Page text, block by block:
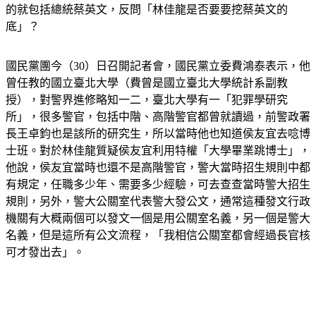
的就包括總統蔡英文，反問「林佳龍是否要要挖蔡英文的
底」？
國民黨團今（30）日召開記者會，國民黨立委費鴻泰表示，他
曾任教的國立臺北大學（費曾是國立臺北大學統計系副教
授），對警界進修略知一二，臺北大學有一「犯罪學研究
所」，很多警官，包括中階、高階警官都曾就讀過，前警政署
長王卓鈞也是該所的研究生，所以當時他也知道侯友宜去唸博
士班。對於林佳龍質疑侯友宜利用特權「大學畢業跳博士」，
他說，侯友宜當時也還不是高階警官，警大當時招生規則中都
有規定，任職多少年、需要多少經驗，可去查查當時警大招生
規則，另外，警大公關室代表警大發公文，通常這種發文行政
機關有大概兩個可以發文一個是用公關室名義，另一個是警大
名義，但是這所有公文流程，「我相信公關室都會經過長官核
可才發出去」。